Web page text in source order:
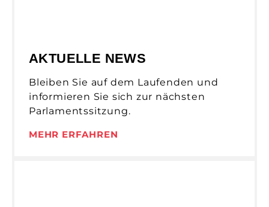
AKTUELLE NEWS
Bleiben Sie auf dem Laufenden und
informieren Sie sich zur nächsten
Parlamentssitzung.
MEHR ERFAHREN